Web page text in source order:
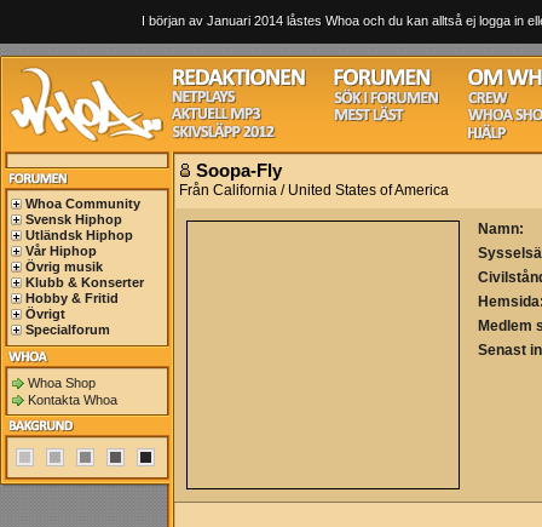
I början av Januari 2014 låstes Whoa och du kan alltså ej logga in
Whoa Community
Svensk Hiphop
Utländsk Hiphop
Vår Hiphop
Övrig musik
Klubb & Konserter
Hobby & Fritid
Övrigt
Specialforum
Whoa Shop
Kontakta Whoa
Soopa-Fly
Från California / United States of America
Namn:
Medlem
Senast